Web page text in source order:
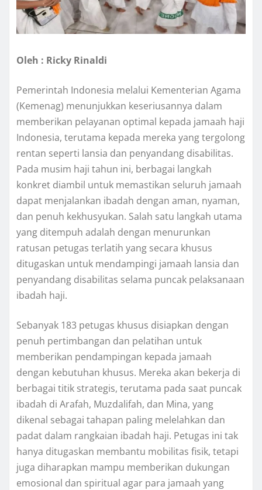
Oleh : Ricky Rinaldi
Pemerintah Indonesia melalui Kementerian Agama
(Kemenag) menunjukkan keseriusannya dalam
memberikan pelayanan optimal kepada jamaah haji
Indonesia, terutama kepada mereka yang tergolong
rentan seperti lansia dan penyandang disabilitas.
Pada musim haji tahun ini, berbagai langkah
konkret diambil untuk memastikan seluruh jamaah
dapat menjalankan ibadah dengan aman, nyaman,
dan penuh kekhusyukan. Salah satu langkah utama
yang ditempuh adalah dengan menurunkan
ratusan petugas terlatih yang secara khusus
ditugaskan untuk mendampingi jamaah lansia dan
penyandang disabilitas selama puncak pelaksanaan
ibadah haji.
Sebanyak 183 petugas khusus disiapkan dengan
penuh pertimbangan dan pelatihan untuk
memberikan pendampingan kepada jamaah
dengan kebutuhan khusus. Mereka akan bekerja di
berbagai titik strategis, terutama pada saat puncak
ibadah di Arafah, Muzdalifah, dan Mina, yang
dikenal sebagai tahapan paling melelahkan dan
padat dalam rangkaian ibadah haji. Petugas ini tak
hanya ditugaskan membantu mobilitas fisik, tetapi
juga diharapkan mampu memberikan dukungan
emosional dan spiritual agar para jamaah yang